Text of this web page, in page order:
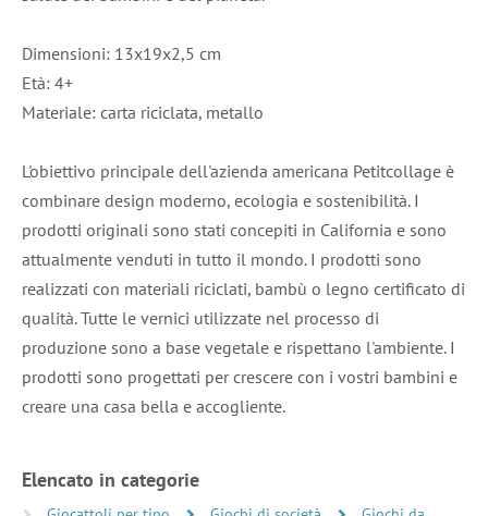
Dimensioni: 13x19x2,5 cm
Età: 4+
Materiale: carta riciclata, metallo
L'obiettivo principale dell'azienda americana Petitcollage è
combinare design moderno, ecologia e sostenibilità. I
prodotti originali sono stati concepiti in California e sono
attualmente venduti in tutto il mondo. I prodotti sono
realizzati con materiali riciclati, bambù o legno certificato di
qualità. Tutte le vernici utilizzate nel processo di
produzione sono a base vegetale e rispettano l'ambiente. I
prodotti sono progettati per crescere con i vostri bambini e
creare una casa bella e accogliente.
Elencato in categorie